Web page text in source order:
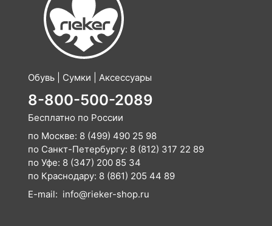
Обувь | Сумки | Аксессуары
8-800-500-2089
Бесплатно по России
по Москве: 8 (499) 490 25 98
по Санкт-Петербургу: 8 (812) 317 22 89
по Уфе: 8 (347) 200 85 34
по Краснодару: 8 (861) 205 44 89
E-mail: info@rieker-shop.ru